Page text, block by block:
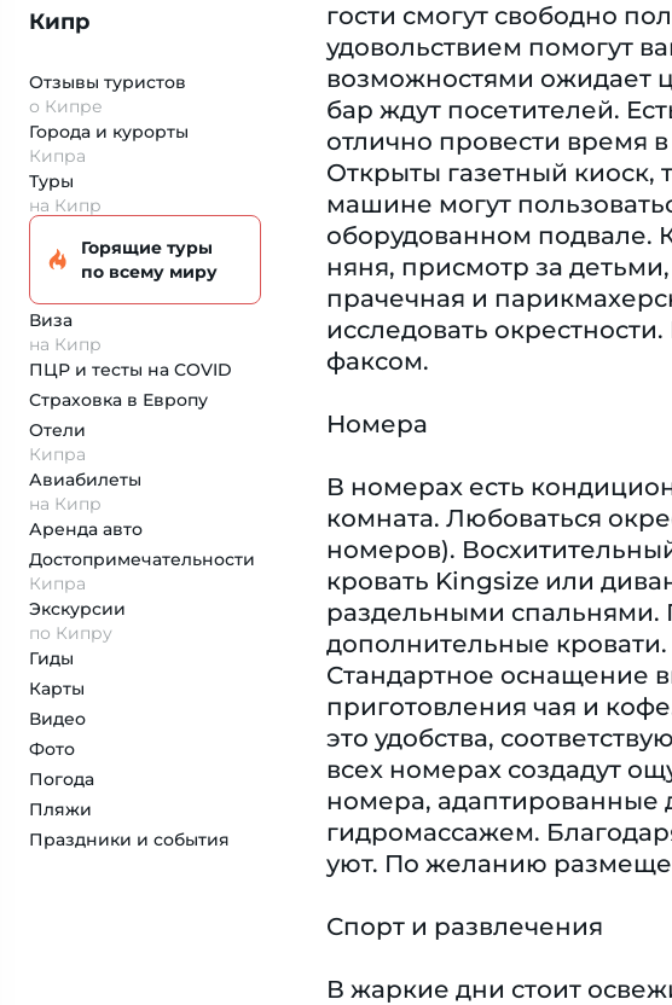
Кипр
Отзывы туристов
о Кипре
Города и курорты
Кипра
Туры
на Кипр
Горящие туры
по всему миру
Виза
на Кипр
ПЦР и тесты на COVID
Страховка в Европу
Отели
Кипра
Авиабилеты
на Кипр
Аренда авто
Достопримеча­тельности
Кипра
Экскурсии
по Кипру
Гиды
Карты
Видео
Фото
Погода
Пляжи
Праздники и события
гости смогут свободно
удовольствием помогут
возможностями ожидает
бар ждут посетителей.
отлично провести время
Открыты газетный киоск,
машине могут
оборудованном подвале.
няня, присмотр за
прачечная и
исследовать
факсом.
Номера
В номерах есть
комната. Любоваться
номеров).
кровать Kingsize или
раздельными спальнями.
дополнительные
Стандартное оснащение
приготовления чая и
это удобства,
всех номерах создадут
номера, адаптированные
гидромассажем.
уют. По желанию
Спорт и развлечения
В жаркие дни стоит